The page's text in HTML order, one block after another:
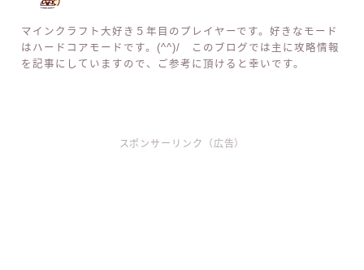
マインクラフト大好き５年目のプレイヤーです。好きなモード
はハードコアモードです。(^^)/ このブログでは主に攻略情報
を記事にしていますので、ご参考に頂けると幸いです。
スポンサーリンク（広告）